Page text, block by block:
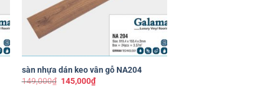
sàn nhựa dán keo vân gỗ NA204
149,000₫ Giá
145,000₫Giá
hiện